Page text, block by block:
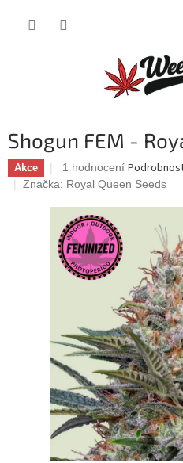
Shogun FEM -
Akce
Průměrné
hodnocení
5,0
z
5
hvězdiček.
1 hodnocení
Značka: Royal Queen Seeds